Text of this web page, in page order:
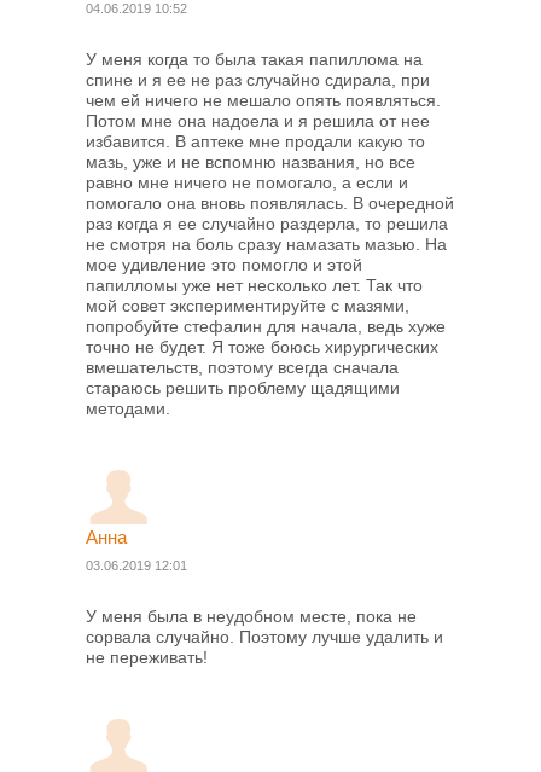
04.06.2019 10:52
У меня когда то была такая папиллома на
спине и я ее не раз случайно сдирала, при
чем ей ничего не мешало опять появляться.
Потом мне она надоела и я решила от нее
избавится. В аптеке мне продали какую то
мазь, уже и не вспомню названия, но все
равно мне ничего не помогало, а если и
помогало она вновь появлялась. В очередной
раз когда я ее случайно раздерла, то решила
не смотря на боль сразу намазать мазью. На
мое удивление это помогло и этой
папилломы уже нет несколько лет. Так что
мой совет экспериментируйте с мазями,
попробуйте стефалин для начала, ведь хуже
точно не будет. Я тоже боюсь хирургических
вмешательств, поэтому всегда сначала
стараюсь решить проблему щадящими
методами.
Анна
03.06.2019 12:01
У меня была в неудобном месте, пока не
сорвала случайно. Поэтому лучше удалить и
не переживать!